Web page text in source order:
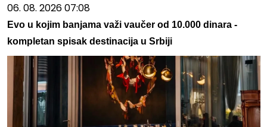
06. 08. 2026 07:08
Evo u kojim banjama važi vaučer od 10.000 dinara -
kompletan spisak destinacija u Srbiji